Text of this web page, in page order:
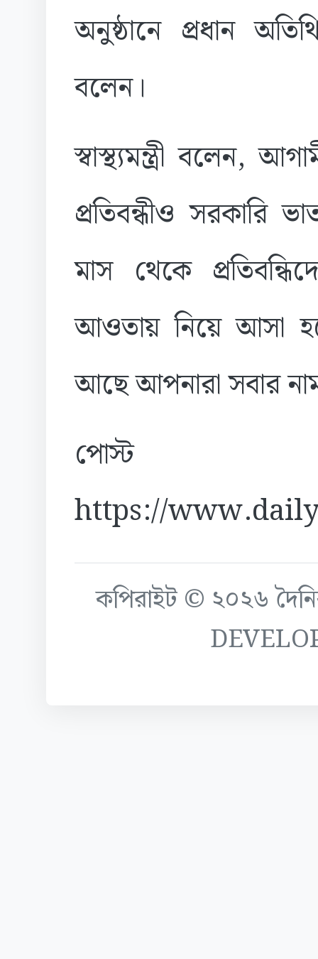
অনুষ্ঠানে প্রধান
বলেন।
স্বাস্থ্যমন্ত্রী বলেন,
প্রতিবন্ধীও সরকারি
মাস থেকে
আওতায় নিয়ে আসা
আছে আপনারা সবার
https://
কপিরাইট © ২০২৬